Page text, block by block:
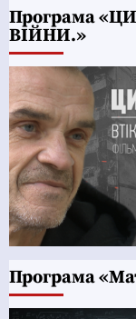
Програма
ВІЙНИ.»
Програма